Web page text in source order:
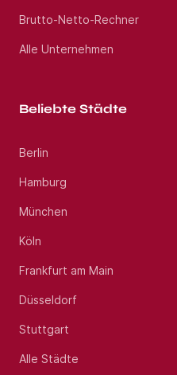
Brutto-Netto-Rechner
Alle Unternehmen
Beliebte Städte
Berlin
Hamburg
München
Köln
Frankfurt am Main
Düsseldorf
Stuttgart
Alle Städte